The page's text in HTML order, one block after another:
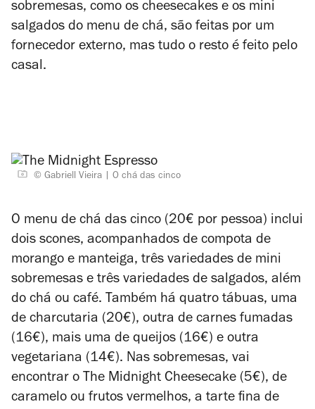
sobremesas, como os cheesecakes e os mini
salgados do menu de chá, são feitas por um
fornecedor externo, mas tudo o resto é feito pelo
casal.
© Gabriell Vieira O chá das cinco
O menu de chá das cinco (20€ por pessoa) inclui
dois scones, acompanhados de compota de
morango e manteiga, três variedades de mini
sobremesas e três variedades de salgados, além
do chá ou café. Também há quatro tábuas, uma
de charcutaria (20€), outra de carnes fumadas
(16€), mais uma de queijos (16€) e outra
vegetariana (14€). Nas sobremesas, vai
encontrar o The Midnight Cheesecake (5€), de
caramelo ou frutos vermelhos, a tarte fina de